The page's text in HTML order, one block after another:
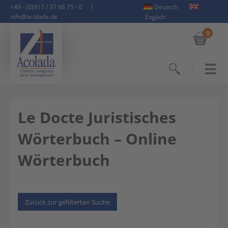
+49 - (0)911 / 37 66 75 - 0
|
info@acolada.de
Deutsch
English
0
Le Docte Juristisches
Wörterbuch – Online
Wörterbuch
Zurück zur gefilterten Suche